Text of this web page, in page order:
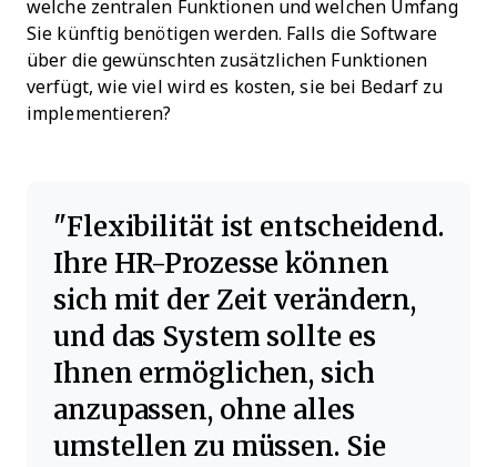
welche zentralen Funktionen und welchen Umfang
Sie künftig benötigen werden. Falls die Software
über die gewünschten zusätzlichen Funktionen
verfügt, wie viel wird es kosten, sie bei Bedarf zu
implementieren?
Flexibilität ist entscheidend.
Ihre HR-Prozesse können
sich mit der Zeit verändern,
und das System sollte es
Ihnen ermöglichen, sich
anzupassen, ohne alles
umstellen zu müssen. Sie